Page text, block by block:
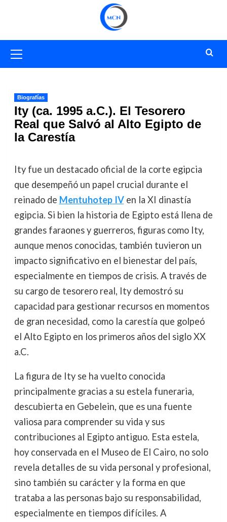
primario
Biografías
Ity (ca. 1995 a.C.). El Tesorero
Real que Salvó al Alto Egipto de
la Carestía
Ity fue un destacado oficial de la corte egipcia
que desempeñó un papel crucial durante el
reinado de Mentuhotep IVen la XI dinastía
egipcia. Si bien la historia de Egipto está llena de
grandes faraones y guerreros, figuras como Ity,
aunque menos conocidas, también tuvieron un
impacto significativo en el bienestar del país,
especialmente en tiempos de crisis. A través de
su cargo de tesorero real, Ity demostró su
capacidad para gestionar recursos en momentos
de gran necesidad, como la carestía que golpeó
el Alto Egipto en los primeros años del siglo XX
a.C.
La figura de Ity se ha vuelto conocida
principalmente gracias a su estela funeraria,
descubierta en Gebelein, que es una fuente
valiosa para comprender su vida y sus
contribuciones al Egipto antiguo. Esta estela,
hoy conservada en el Museo de El Cairo, no solo
revela detalles de su vida personal y profesional,
sino también su carácter y la forma en que
trataba a las personas bajo su responsabilidad,
especialmente en tiempos difíciles. A